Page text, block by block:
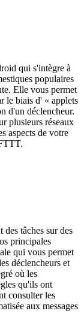
qui s'intègre à
populaires
Elle vous permet
le biais d' « applets
d'un déclencheur.
plusieurs réseaux
aspects de votre
tâches sur des
principales
qui vous permet
déclencheurs et
où les
qu'ils ont
consulter les
aux messages